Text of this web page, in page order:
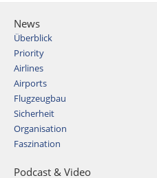
News
Überblick
Priority
Airlines
Airports
Flugzeugbau
Sicherheit
Organisation
Faszination
Podcast & Video